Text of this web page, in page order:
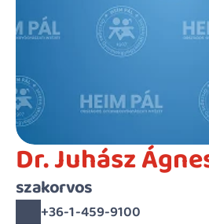
Dr. Juhász
szakorvos
+36-1-459-9100